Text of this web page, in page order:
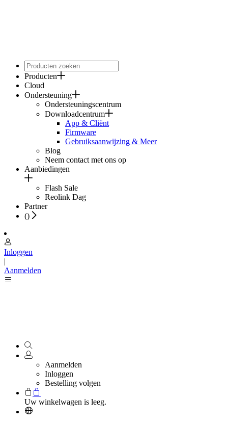
Producten
Cloud
Ondersteuning
Ondersteuningscentrum
Downloadcentrum
App & Cliënt
Firmware
Gebruiksaanwijzing & Meer
Blog
Neem contact met ons op
Aanbiedingen
Flash Sale
Reolink Dag
Partner
()
Inloggen
|
Aanmelden
Aanmelden
Inloggen
Bestelling volgen
Uw winkelwagen is leeg.